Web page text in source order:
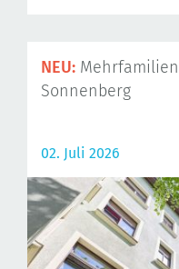
NEU:
Sonnenberg
02. Juli 2026